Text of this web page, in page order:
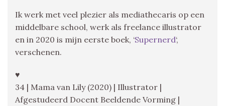
Ik werk met veel plezier als mediathecaris op een
middelbare school, werk als freelance illustrator
en in 2020 is mijn eerste boek, ‘Supernerd‘,
verschenen.
♥
34 | Mama van Lily (2020) | Illustrator |
Afgestudeerd Docent Beeldende Vorming |